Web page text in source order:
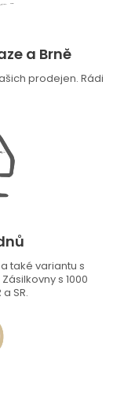
a Brně
prodejen. Rádi
také variantu s
s 1000
SR.